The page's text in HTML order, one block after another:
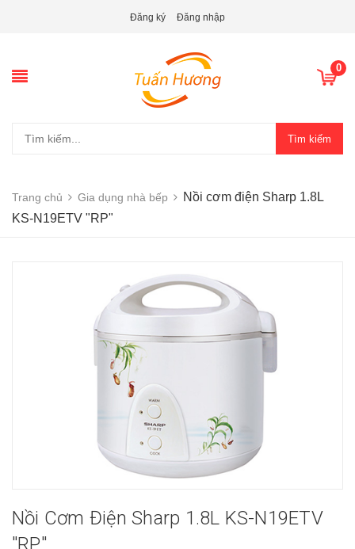
Đăng ký Đăng nhập
0
Tìm kiếm
Trang chủ Gia dụng nhà bếp
Nồi cơm điện Sharp 1.8L
KS-N19ETV "RP"
Nồi Cơm Điện Sharp 1.8L KS-N19ETV
"RP"